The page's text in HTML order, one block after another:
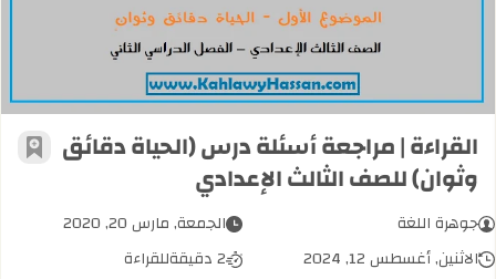
القراءة | مراجعة أسئلة درس (الحياة دقائق
وثوان) للصف الثالث الإعدادي أضف
جوهرة اللغة
الجمعة, مارس 20, 2020
الاثنين, أغسطس 12, 2024
2 دقيقة
للقراءة